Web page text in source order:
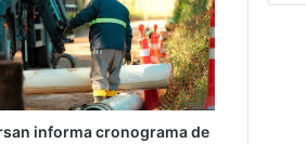
informa cronograma de